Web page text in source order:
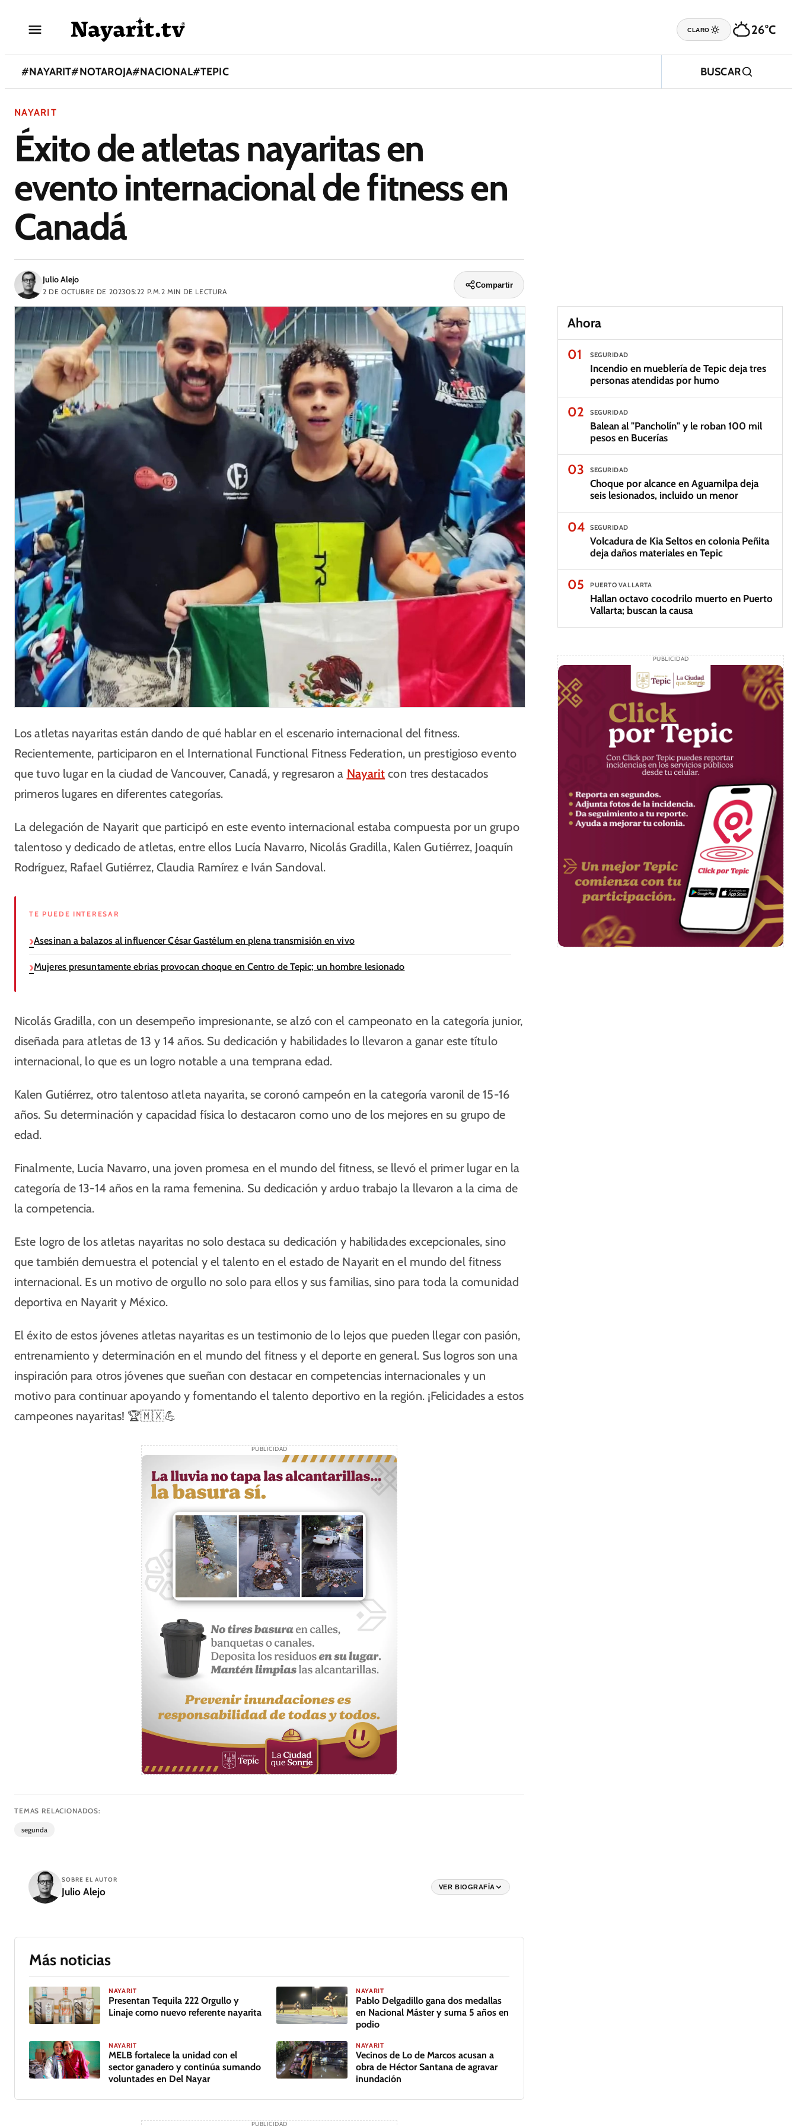
CLARO 26°C
#NAYARIT#NOTAROJA#NACIONAL#TEPIC BUSCAR
NAYARIT
Éxito de atletas nayaritas en
evento internacional de fitness en
Canadá
Julio Alejo
2 DE OCTUBRE DE 202305:22 P.M.2 MIN DE LECTURA
Compartir
Los atletas nayaritas están dando de qué hablar en el escenario internacional del fitness.
Recientemente, participaron en el International Functional Fitness Federation, un prestigioso evento
que tuvo lugar en la ciudad de Vancouver, Canadá, y regresaron a Nayarit con tres destacados
primeros lugares en diferentes categorías.
La delegación de Nayarit que participó en este evento internacional estaba compuesta por un grupo
talentoso y dedicado de atletas, entre ellos Lucía Navarro, Nicolás Gradilla, Kalen Gutiérrez, Joaquín
Rodríguez, Rafael Gutiérrez, Claudia Ramírez e Iván Sandoval.
TE PUEDE INTERESAR
Asesinan a balazos al influencer César Gastélum en plena transmisión en vivo
Mujeres presuntamente ebrias provocan choque en Centro de Tepic; un hombre lesionado
Nicolás Gradilla, con un desempeño impresionante, se alzó con el campeonato en la categoría junior,
diseñada para atletas de 13 y 14 años. Su dedicación y habilidades lo llevaron a ganar este título
internacional, lo que es un logro notable a una temprana edad.
Kalen Gutiérrez, otro talentoso atleta nayarita, se coronó campeón en la categoría varonil de 15-16
años. Su determinación y capacidad física lo destacaron como uno de los mejores en su grupo de
edad.
Finalmente, Lucía Navarro, una joven promesa en el mundo del fitness, se llevó el primer lugar en la
categoría de 13-14 años en la rama femenina. Su dedicación y arduo trabajo la llevaron a la cima de
la competencia.
Este logro de los atletas nayaritas no solo destaca su dedicación y habilidades excepcionales, sino
que también demuestra el potencial y el talento en el estado de Nayarit en el mundo del fitness
internacional. Es un motivo de orgullo no solo para ellos y sus familias, sino para toda la comunidad
deportiva en Nayarit y México.
El éxito de estos jóvenes atletas nayaritas es un testimonio de lo lejos que pueden llegar con pasión,
entrenamiento y determinación en el mundo del fitness y el deporte en general. Sus logros son una
inspiración para otros jóvenes que sueñan con destacar en competencias internacionales y un
motivo para continuar apoyando y fomentando el talento deportivo en la región. ¡Felicidades a estos
campeones nayaritas! 🏆🇲🇽💪
PUBLICIDAD
TEMAS RELACIONADOS:
segunda
SOBRE EL AUTOR
Julio Alejo VER BIOGRAFÍA
Más noticias
NAYARIT
Presentan Tequila 222 Orgullo y
Linaje como nuevo referente nayarita
NAYARIT
Pablo Delgadillo gana dos medallas
en Nacional Máster y suma 5 años en
podio
NAYARIT
MELB fortalece la unidad con el
sector ganadero y continúa sumando
voluntades en Del Nayar
NAYARIT
Vecinos de Lo de Marcos acusan a
obra de Héctor Santana de agravar
inundación
PUBLICIDAD
Ahora
01
SEGURIDAD
Incendio en mueblería de Tepic deja tres
personas atendidas por humo
02 SEGURIDAD
Balean al "Pancholín" y le roban 100 mil
pesos en Bucerías
03 SEGURIDAD
Choque por alcance en Aguamilpa deja
seis lesionados, incluido un menor
04 SEGURIDAD
Volcadura de Kia Seltos en colonia Peñita
deja daños materiales en Tepic
05 PUERTO VALLARTA
Hallan octavo cocodrilo muerto en Puerto
Vallarta; buscan la causa
PUBLICIDAD